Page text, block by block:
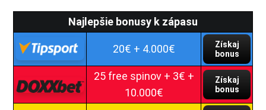
Najlepšie bonusy k zápasu
20€ + 4.000€
Získaj
bonus
25 free spinov + 3€ +
10.000€
Získaj
bonus